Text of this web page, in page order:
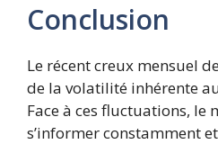
Conclusion
Le récent creux mensuel
de la volatilité inhérente
Face à ces fluctuations, le
s’informer constamment